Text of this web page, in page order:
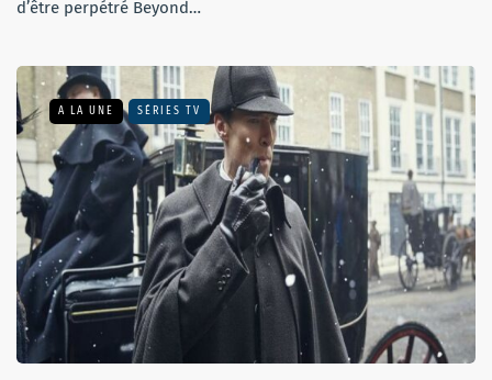
d’être perpétré Beyond…
A LA UNE SÉRIES TV